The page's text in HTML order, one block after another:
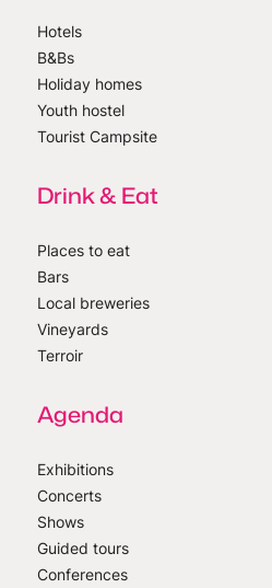
Hotels
B&Bs
Holiday homes
Youth hostel
Tourist Campsite
Drink & Eat
Places to eat
Bars
Local breweries
Vineyards
Terroir
Agenda
Exhibitions
Concerts
Shows
Guided tours
Conferences